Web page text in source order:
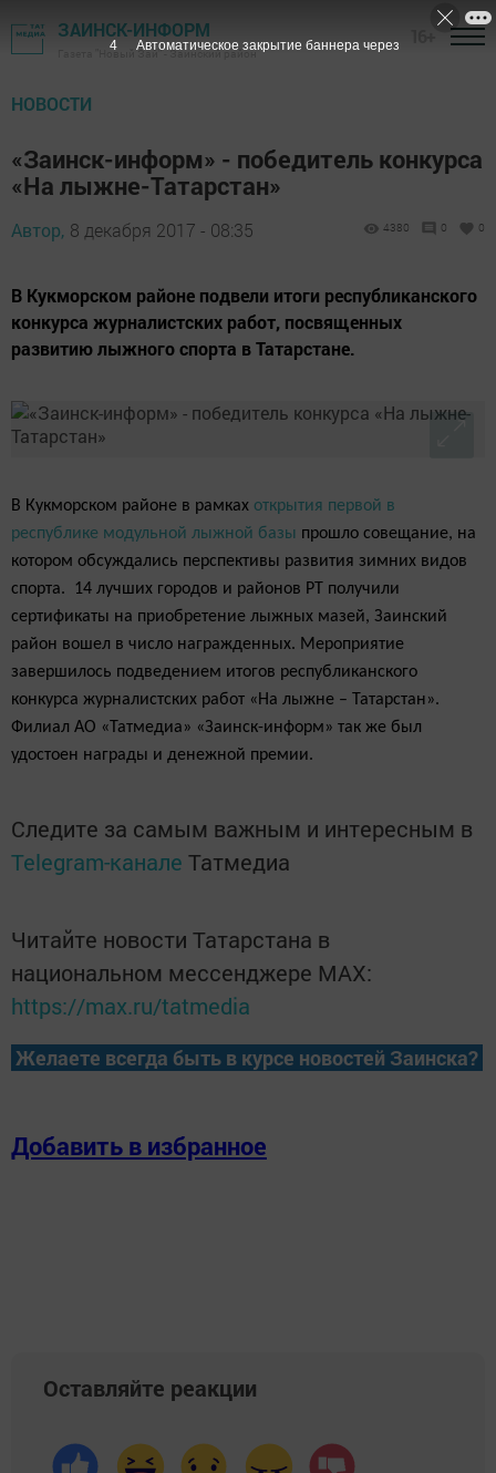
ЗАИНСК-ИНФОРМ
Газета "Новый Зай" - Заинский район
НОВОСТИ
«Заинск-информ» - победитель конкурса
«На лыжне-Татарстан»
Автор, 8 декабря 2017 - 08:35 4380 0 0
В Кукморском районе подвели итоги республиканского
конкурса журналистских работ, посвященных
развитию лыжного спорта в Татарстане.
В Кукморском районе в рамках открытия первой в
республике модульной лыжной базы прошло совещание, на
котором обсуждались перспективы развития зимних видов
спорта. 14 лучших городов и районов РТ получили
сертификаты на приобретение лыжных мазей, Заинский
район вошел в число награжденных. Мероприятие
завершилось подведением итогов республиканского
конкурса журналистских работ «На лыжне – Татарстан».
Филиал АО «Татмедиа» «Заинск-информ» так же был
удостоен награды и денежной премии.
Следите за самым важным и интересным в
Telegram-канале Татмедиа
Читайте новости Татарстана в
национальном мессенджере MАХ:
https://max.ru/tatmedia
Желаете всегда быть в курсе новостей Заинска?
Добавить в избранное
Оставляйте реакции
3 Автоматическое закрытие баннера через